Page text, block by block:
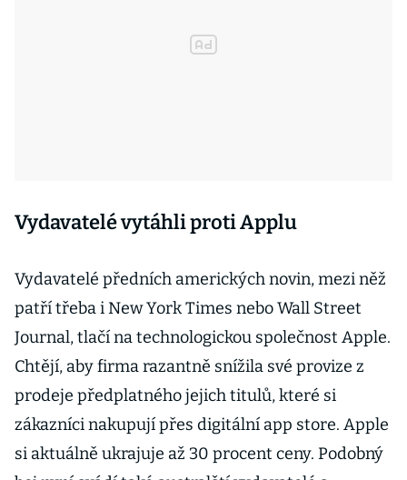
Vydavatelé vytáhli proti Applu
Vydavatelé předních amerických novin, mezi něž
patří třeba i New York Times nebo Wall Street
Journal, tlačí na technologickou společnost Apple.
Chtějí, aby firma razantně snížila své provize z
prodeje předplatného jejich titulů, které si
zákazníci nakupují přes digitální app store. Apple
si aktuálně ukrajuje až 30 procent ceny. Podobný